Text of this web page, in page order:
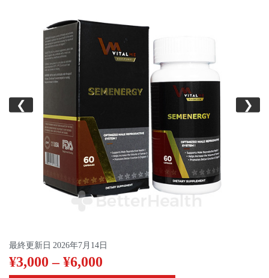
❮ ❯
¥3,000 –¥6,000
最終更新日 2026年7月14日